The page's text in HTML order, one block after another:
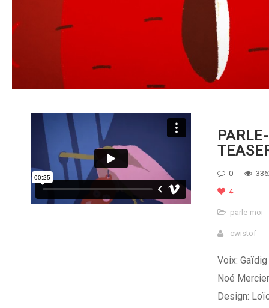
0
4
parle-moi
cwistof
Voix:
Noé
Design: